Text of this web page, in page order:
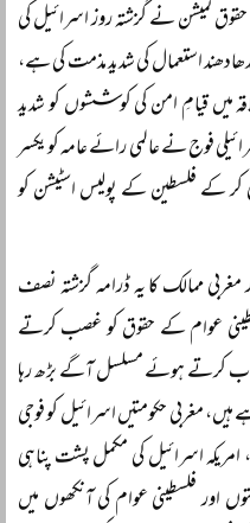
کمیشن نے گزشتہ روز اسرائیل کی
استعمال کی شدید مذمت کی ہے،
میں قیامِ امن کی کوششوں کو شدید
فوج نے عالمی رائے عامہ کو یکسر
کر کے فلسطین کے پولیس اسٹیشن کو
ممالک کا یہ ڈرامہ گزشتہ نصف
عوام کے حقوق کو غصب کرتے
کرتے ہوئے مسلسل آگے بڑھ رہا
مغربی حکومتیں اسرائیل کو فوجی
امریکہ اسرائیل کی مکمل پشت پناہی
فلسطینی عوام کی آنکھوں میں